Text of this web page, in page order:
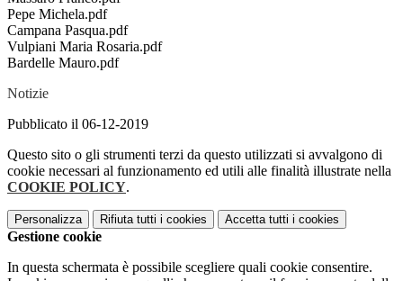
Pepe Michela.pdf
Campana Pasqua.pdf
Vulpiani Maria Rosaria.pdf
Bardelle Mauro.pdf
Notizie
Pubblicato il 06-12-2019
Questo sito o gli strumenti terzi da questo utilizzati si avvalgono di
cookie necessari al funzionamento ed utili alle finalità illustrate nella
COOKIE POLICY.
Personalizza Rifiuta tutti i cookies Accetta tutti i cookies
Gestione cookie
In questa schermata è possibile scegliere quali cookie consentire.